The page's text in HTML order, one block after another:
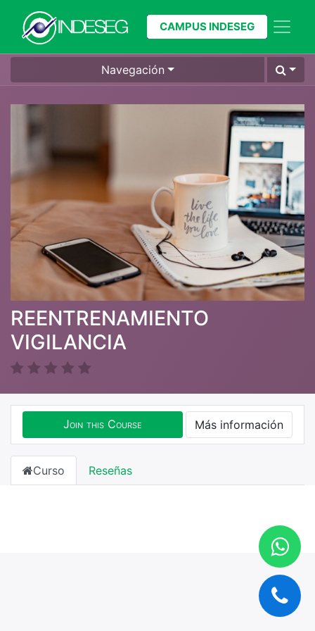
CAMPUS INDESEG
Navegación
REENTRENAMIENTO
VIGILANCIA
Join this Course Más información
Curso Reseñas